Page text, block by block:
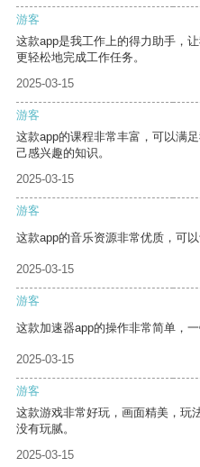
游客
这款app是我工作上的得力助手，
更轻松地完成工作任务。
2025-03-15
游客
这款app的课程非常丰富，可以满
己感兴趣的知识。
2025-03-15
游客
这款app的音乐资源非常优质，可
2025-03-15
游客
这款加速器app的操作非常简单，
2025-03-15
游客
这款游戏非常好玩，画面精美，玩
没有玩腻。
2025-03-15